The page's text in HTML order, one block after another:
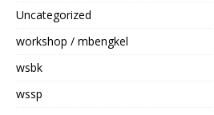
Uncategorized
workshop / mbengkel
wsbk
wssp